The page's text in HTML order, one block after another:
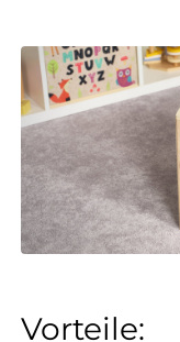
Vorteile: